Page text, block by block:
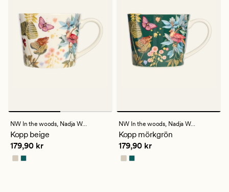
NW In the woods, Nadja Wedin
Kopp beige
Pris 179,90 kr
179,90 kr
NW In the woods, Nadja Wedin
Kopp mörkgrön
Pris 179,90 kr
179,90 kr